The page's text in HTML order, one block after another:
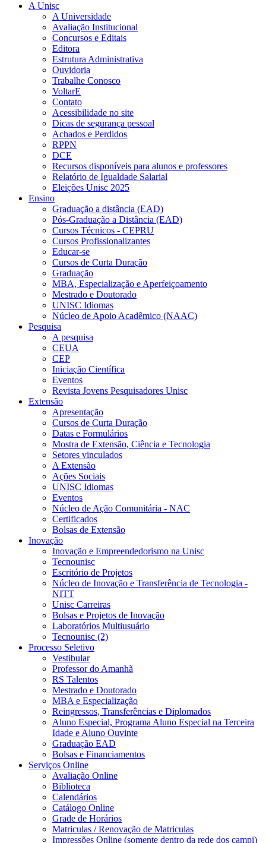
A Unisc
A Universidade
Avaliação Institucional
Concursos e Editais
Editora
Estrutura Administrativa
Ouvidoria
Trabalhe Conosco
VoltarE
Contato
Acessibilidade no site
Dicas de segurança pessoal
Achados e Perdidos
RPPN
DCE
Recursos disponíveis para alunos e professores
Relatório de Igualdade Salarial
Eleições Unisc 2025
Ensino
Graduação a distância (EAD)
Pós-Graduação a Distância (EAD)
Cursos Técnicos - CEPRU
Cursos Profissionalizantes
Educar-se
Cursos de Curta Duração
Graduação
MBA, Especialização e Aperfeiçoamento
Mestrado e Doutorado
UNISC Idiomas
Núcleo de Apoio Acadêmico (NAAC)
Pesquisa
A pesquisa
CEUA
CEP
Iniciação Científica
Eventos
Revista Jovens Pesquisadores Unisc
Extensão
Apresentação
Cursos de Curta Duração
Datas e Formulários
Mostra de Extensão, Ciência e Tecnologia
Setores vinculados
A Extensão
Ações Sociais
UNISC Idiomas
Eventos
Núcleo de Ação Comunitária - NAC
Certificados
Bolsas de Extensão
Inovação
Inovação e Empreendedorismo na Unisc
Tecnounisc
Escritório de Projetos
Núcleo de Inovação e Transferência de Tecnologia -
NITT
Unisc Carreiras
Bolsas e Projetos de Inovação
Laboratórios Multiusuário
Tecnounisc (2)
Processo Seletivo
Vestibular
Professor do Amanhã
RS Talentos
Mestrado e Doutorado
MBA e Especialização
Reingressos, Transferências e Diplomados
Aluno Especial, Programa Aluno Especial na Terceira
Idade e Aluno Ouvinte
Graduação EAD
Bolsas e Financiamentos
Serviços Online
Avaliação Online
Biblioteca
Calendários
Catálogo Online
Grade de Horários
Matriculas / Renovação de Matriculas
Impressões Online (somente dentro da rede dos campi)